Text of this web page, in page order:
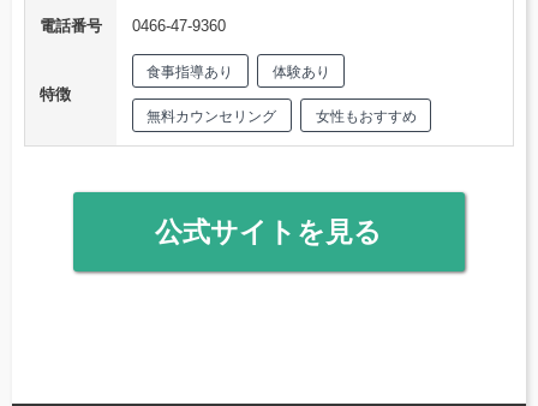
電話番号
0466-47-9360
特徴
食事指導あり 体験あり
無料カウンセリング 女性もおすすめ
公式サイトを見る